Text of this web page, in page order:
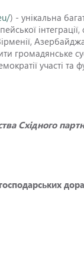
) - унікальна
громадянське
участі
Східного